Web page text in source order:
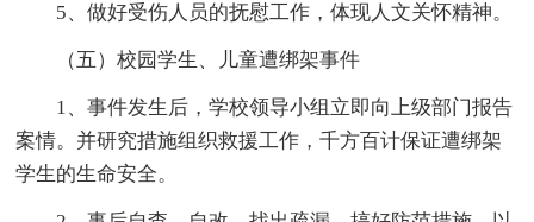
5、做好受伤人员的抚慰工作，体现人文关怀精神。
（五）校园学生、儿童遭绑架事件
1、事件发生后，学校领导小组立即向上级部门报告
案情。并研究措施组织救援工作，千方百计保证遭绑架
学生的生命安全。